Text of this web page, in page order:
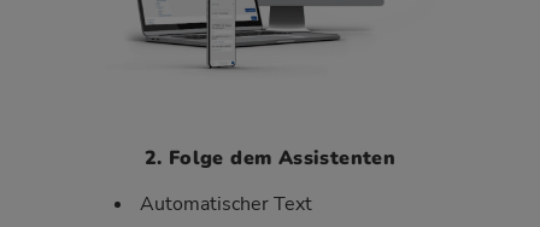
2. Folge dem Assistenten
Automatischer Text